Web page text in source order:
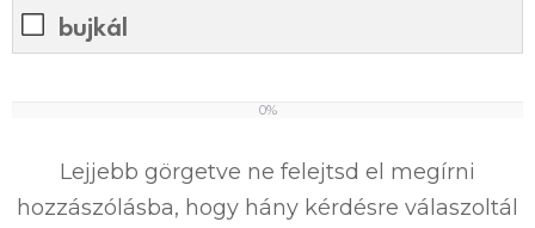
bujkál
0%
Lejjebb görgetve ne felejtsd el megírni
hozzászólásba, hogy hány kérdésre válaszoltál